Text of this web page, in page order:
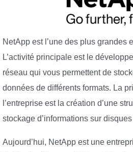
NetApp est l’une des plus grandes
L’activité principale est le
réseau qui vous permettent de
données de différents formats. La
l’entreprise est la création d’une
stockage d’informations sur
Aujourd’hui, NetApp est une